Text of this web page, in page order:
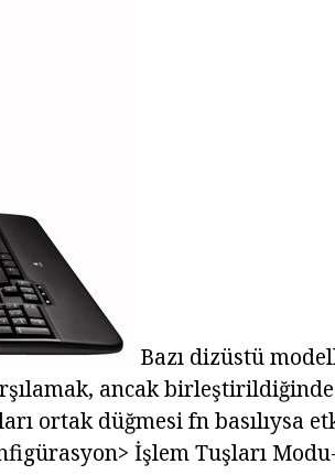
Bazı dizüstü
ancak
ortak düğmesi fn basılıysa
İşlem Tuşları Modu-